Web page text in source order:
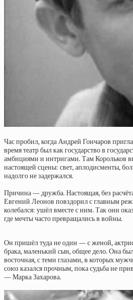
Час пробил, когда Андрей Гончаров
время театр был как государство в
амбициями и интригами. Там Корольков
настоящей сцены: свет, аплодисменты,
надолго не задержался.
Причина — дружба. Настоящая, без
Евгений Леонов повздорил с главным
колебался: ушёл вместе с ним. Так они
где мечты часто превращались в войны.
Он пришёл туда не один — с женой,
брака, маленький сын, общее дело. Она
восточная, с теми глазами, в которых
союз казался прочным, пока судьба не
— Марка Захарова.